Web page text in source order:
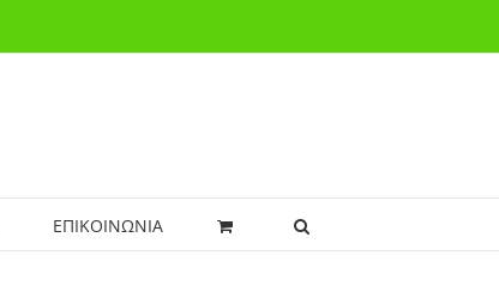
ΕΠΙΚΟΙΝΩΝΙΑ